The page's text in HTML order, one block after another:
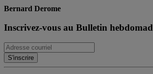
Bernard Derome
Inscrivez-vous au Bulletin